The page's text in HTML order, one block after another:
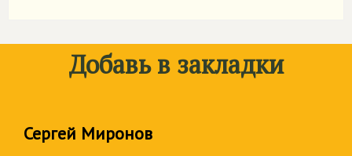
Добавь в закладки
Сергей Миронов